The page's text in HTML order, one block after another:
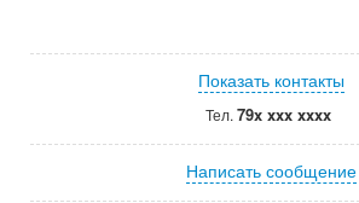
Показать контакты
Тел. 79x xxx xxxx
Написать сообщение